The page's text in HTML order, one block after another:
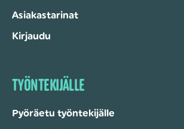
Asiakastarinat
Kirjaudu
TYÖNTEKIJÄLLE
Pyöräetu työntekijälle